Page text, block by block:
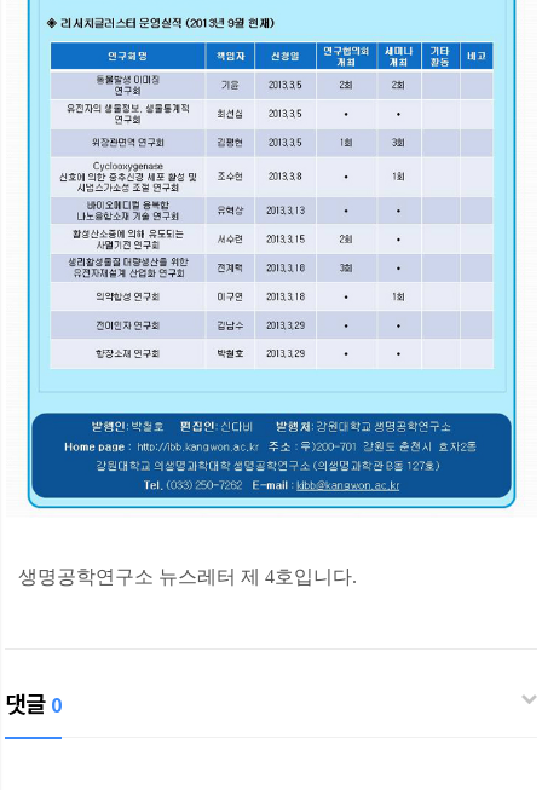
생명공학연구소 뉴스레터 제 4호입니다.
댓글 0